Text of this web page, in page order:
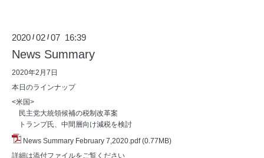
2020 /02 /07 16:39
News Summary
2020年2月7日
本日のラインナップ
<米国>
民主党大統領候補の税制改革案
トランプ氏、中間層向け減税を検討
News Summary February 7,2020.pdf (0.77MB)
詳細は添付ファイルをご覧ください